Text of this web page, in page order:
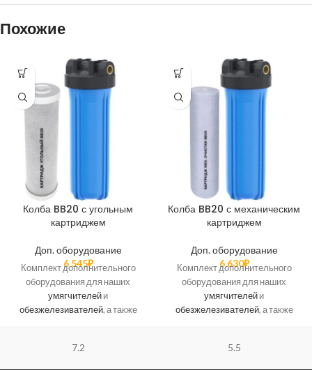
Похожие
Колба BB20 с угольным
картриджем
Доп. оборудование
6 545₽
Комплект дополнительного
оборудования для наших
умягчителей и
обезжелезивателей, а также
баллонов. В базовый комплект
Колба BB20 с механическим
картриджем
Доп. оборудование
6 630₽
Комплект дополнительного
оборудования для наших
умягчителей и
обезжелезивателей, а также
баллонов. В базовый комплект
7.2 5.5